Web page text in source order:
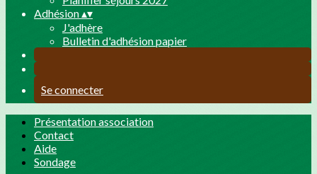
Adhésion▴▾
J'adhère
Bulletin d'adhésion papier
Se connecter
Présentation association
Contact
Aide
Sondage